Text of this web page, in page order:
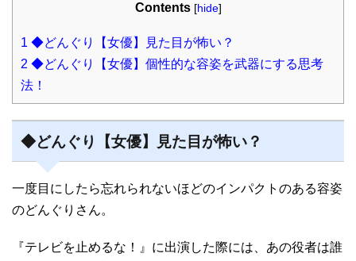
Contents [hide]
1 ◆どんぐり【女優】見た目が怖い？
2 ◆どんぐり【女優】個性的な容姿を武器にする思考
法！
◆どんぐり【女優】見た目が怖い？
一度目にしたら忘れられないほどのインパクトのある容姿
のどんぐりさん。
『テレビを止めるな！』に出演した際には、あの役者は誰